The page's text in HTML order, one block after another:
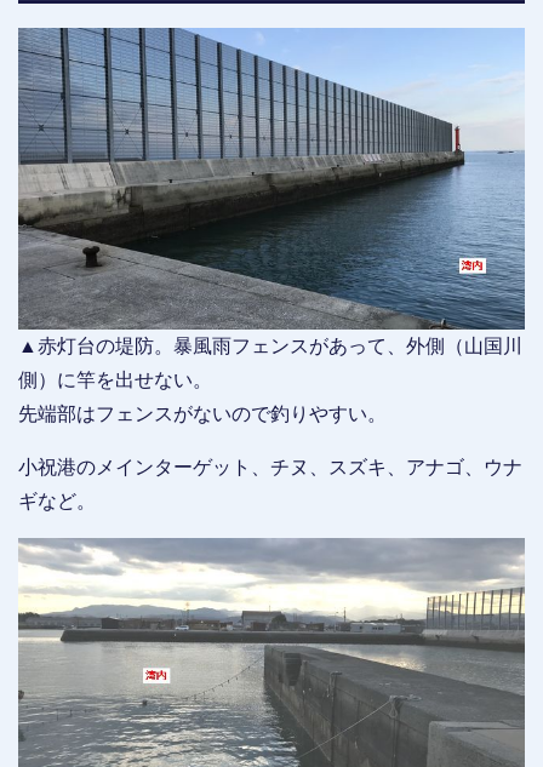
▲赤灯台の堤防。暴風雨フェンスがあって、外側（山国川
側）に竿を出せない。
先端部はフェンスがないので釣りやすい。
小祝港のメインターゲット、チヌ、スズキ、アナゴ、ウナ
ギなど。